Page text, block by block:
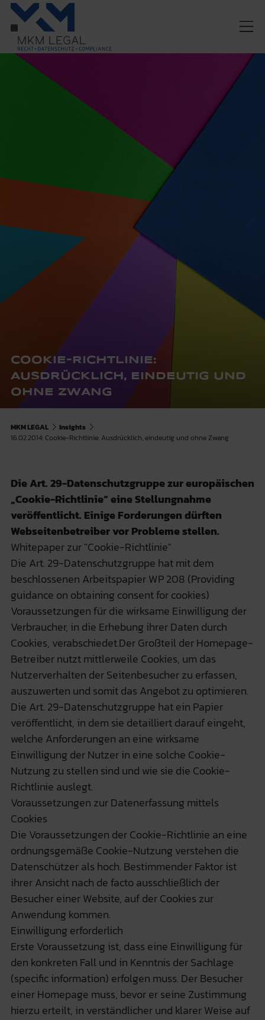
COOKIE-RICHTLINIE:
AUSDRÜCKLICH, EINDEUTIG UND
OHNE ZWANG
MKM LEGAL
Insights
16.02.2014: Cookie-Richtlinie: Ausdrücklich, eindeutig und ohne Zwang
Die Art. 29-Datenschutzgruppe zur europäischen
„Cookie-Richtlinie“ eine Stellungnahme
veröffentlicht. Einige Forderungen dürften
Webseitenbetreiber vor Probleme stellen.
Whitepaper zur "Cookie-Richtlinie"
Die Art. 29-Datenschutzgruppe hat mit dem
beschlossenen Arbeitspapier WP 208 (Providing
guidance on obtaining consent for cookies)
Voraussetzungen für die wirksame Einwilligung der
Verbraucher, in die Erhebung ihrer Daten durch
Cookies, verabschiedet.Der Großteil der Homepage-
Betreiber nutzt mittlerweile Cookies, um das
Nutzerverhalten der Seitenbesucher zu erfassen,
auszuwerten und somit das Angebot zu optimieren.
Die Art. 29-Datenschutzgruppe hat ein Papier
veröffentlicht, in dem sie detailliert darauf eingeht,
welche Anforderungen an eine wirksame
Einwilligung der Nutzer in eine solche Cookie-
Nutzung zu stellen sind und wie sie die Cookie-
Richtlinie auslegt.
Voraussetzungen zur Datenerfassung mittels
Cookies
Die Voraussetzungen der Cookie-Richtlinie an eine
ordnungsgemäße Cookie-Nutzung verstehen die
Datenschützer als hoch. Bestimmender Faktor ist
ihrer Ansicht nach de facto ausschließlich der
Besucher einer Website, auf der Cookies zur
Anwendung kommen.
Einwilligung erforderlich
Erste Voraussetzung ist, dass eine Einwilligung für
den konkreten Fall und in Kenntnis der Sachlage
(specific information) erfolgen muss. Der Besucher
einer Homepage muss, bevor er seine Zustimmung
hierzu erteilt, in verständlicher und klarer Weise auf